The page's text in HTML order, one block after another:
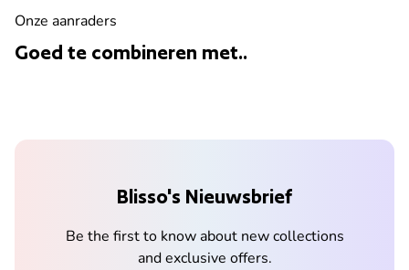
Onze aanraders
Goed te combineren met..
Blisso's Nieuwsbrief
Be the first to know about new collections
and exclusive offers.